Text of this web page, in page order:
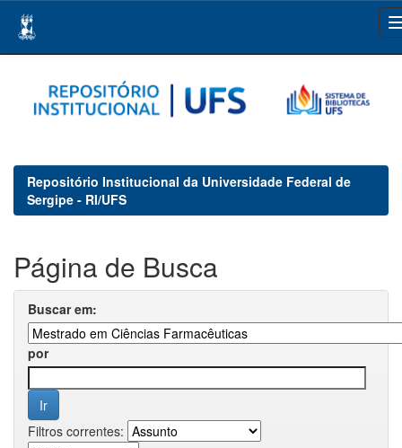
navigation
Repositório Institucional da Universidade Federal de
Sergipe - RI/UFS
Página de Busca
Buscar em:
por
Filtros correntes: